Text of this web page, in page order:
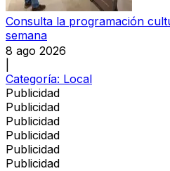
Consulta la programación
semana
8 ago 2026
Categoría: Local
Publicidad
Publicidad
Publicidad
Publicidad
Publicidad
Publicidad